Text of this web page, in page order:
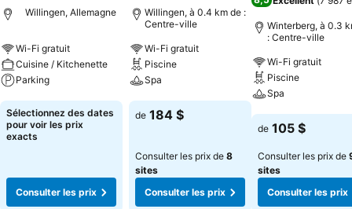
Willingen, Allemagne
Wi-Fi gratuit
Cuisine / Kitchenette
Parking
Consulter les prix
Sélectionnez des dates
pour voir les prix
exacts
Consulter les prix
Willingen, à 0.4 km de :
Centre-ville
Wi-Fi gratuit
Piscine
Spa
Consulter les prix
de 184 $
Consulter les prix de 8
sites
Consulter les prix
Winterberg, à 0.3
: Centre-ville
Wi-Fi gratuit
Piscine
Spa
Consulter les
de 105 $
Consulter les prix de
sites
Consulter les prix